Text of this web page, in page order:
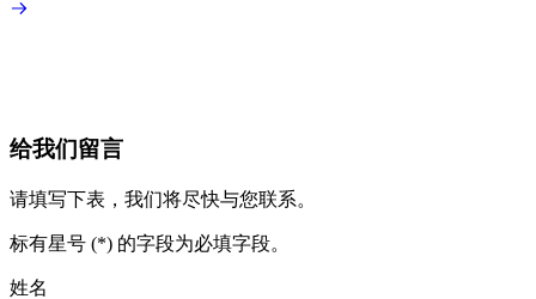
给我们留言
请填写下表，我们将尽快与您联系。
标有星号 (*) 的字段为必填字段。
姓名